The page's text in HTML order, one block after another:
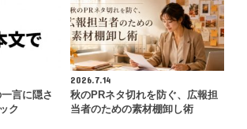
言に隠さ
ク
2026.7.14
秋のPRネタ切れを防ぐ、広報担
当者のための素材棚卸し術